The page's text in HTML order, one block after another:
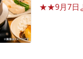
★★9月7日